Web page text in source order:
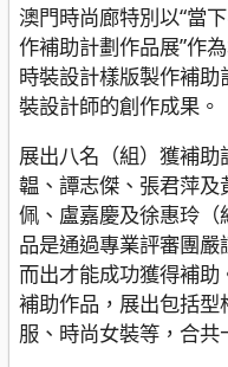
澳門時尚廊特別以“當
作補助計劃作品展”作
時裝設計樣版製作補
裝設計師的創作成果。
展出八名（組）獲補
韞、譚志傑、張君萍
佩、盧嘉慶及徐惠玲
品是通過專業評審團
而出才能成功獲得補
補助作品，展出包括
服、時尚女裝等，合共